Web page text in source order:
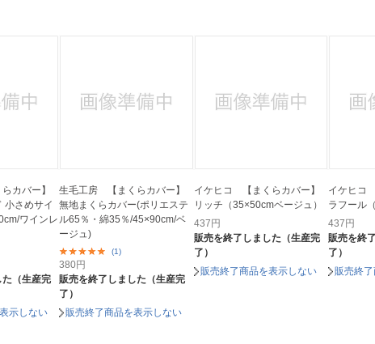
カバー】
小さめサイ
ワインレ
た（生産完
示しない
生毛工房 【まくらカバー】
無地まくらカバー(ポリエステ
ル65％・綿35％/45×90cm/ベ
ージュ)
(1)
380円
販売を終了しました（生産完
了）
販売終了商品を表示しない
イケヒコ 【まくらカバー】
リッチ（35×50cmベージュ）
437円
販売を終了しました（生産完
了）
販売終了商品を表示しない
イケヒコ
ラフール
437円
販売を終
了）
販売終